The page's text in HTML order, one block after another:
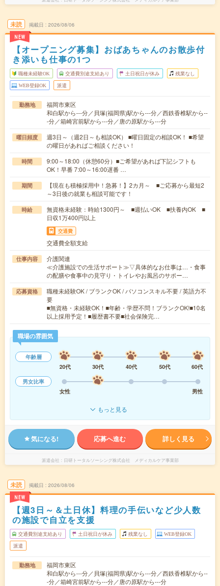
未読
NEW
掲載日 2026/08/06
【オープニング募集】おばあちゃんのお散歩付
き添いも仕事の1つ
職種未経験OK 交通費別途支給あり 土日祝日が休み 残業なし
WEB登録OK 派遣
勤務地
福岡市東区
和白駅から---分／貝塚(福岡県)駅から---分／西鉄香椎駅から--
-分／箱崎宮前駅から---分／唐の原駅から---分
曜日頻度
週3日～（週2日～も相談OK） ■曜日固定の相談OK！ ■希望
の曜日があればご相談ください！
時間
9:00～18:00（休憩60分）■ご希望があれば下記シフトも
OK！早番 7:00～16:00遅番 …
期間
【現在も積極採用中！急募！】2カ月～ ■ご応募から最短2
～3日後の就業も相談可能です！
時給
無資格未経験：時給1300円～ ■週払いOK ■扶養内OK ■
日収1万400円以上
交通費
交通費全額支給
仕事内容
介護関連
≪介護施設での生活サポート≫▽具体的なお仕事は…・食事
の配膳や食事中の見守り・トイレやお風呂のサポー…
応募資格
職種未経験OK / ブランクOK / パソコンスキル不要 / 英語力不
要
■無資格・未経験OK！■年齢・学歴不問！ブランクOK!■10名
以上採用予定！■履歴書不要■社会保険完…
職場の雰囲気
年齢層
20代
30代 40代 50代
60代
男女比率
女性
男性
もっと見る
気になる! 応募へ進む 詳しく見る
派遣会社 日研トータルソーシング株式会社 メディカルケア事業部
未読
NEW
掲載日 2026/08/06
【週3日～＆土日休】料理の手伝いなど少人数
の施設で自立を支援
交通費別途支給あり 土日祝日が休み 残業なし WEB登録OK
派遣
勤務地
福岡市東区
和白駅から---分／貝塚(福岡県)駅から---分／西鉄香椎駅から--
-分／箱崎宮前駅から---分／唐の原駅から---分